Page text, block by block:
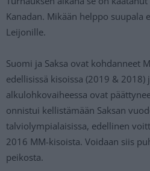
Kanadan. Mikään helppo suupala
Leijonille.
Suomi ja Saksa ovat kohdanneet
edellisissä kisoissa (2019 &
alkulohkovaiheessa ovat
onnistui kellistämään Saksan
talviolympialaisissa, edellinen
2016 MM-kisoista. Voidaan siis
peikosta.